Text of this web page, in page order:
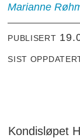
Marianne
PUBLISERT
SIST
Kondisløpet